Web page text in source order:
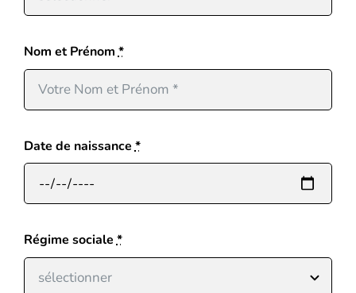
Blog
Nom et Prénom*
Date de naissance*
Régime sociale*